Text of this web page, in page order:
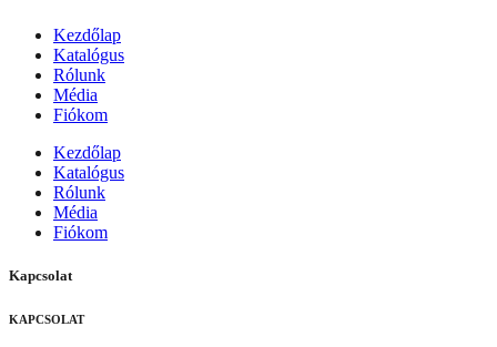
Kezdőlap
Katalógus
Rólunk
Média
Fiókom
Kezdőlap
Katalógus
Rólunk
Média
Fiókom
Kapcsolat
KAPCSOLAT